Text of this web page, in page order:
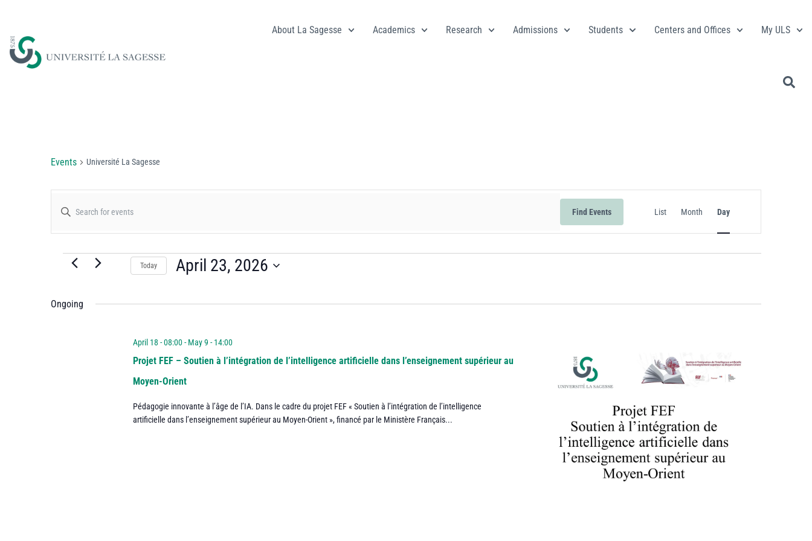
About La Sagesse Academics Research Admissions Students Centers and Offices My ULS
Events Université La Sagesse
Events
Search
and
Views
Navigation
Enter
Keyword.
Find Events
Event
Views
Navigation
List Month Day
Today April 23, 2026
date.
Ongoing
Projet FEF – Soutien à l’intégration de l’intelligence artificielle dans l’enseignement supérieur au
Moyen-Orient
April 18 - 08:00-May 9 - 14:00
Pédagogie innovante à l’âge de l’IA. Dans le cadre du projet FEF « Soutien à l’intégration de l’intelligence
artificielle dans l’enseignement supérieur au Moyen-Orient », financé par le Ministère Français...